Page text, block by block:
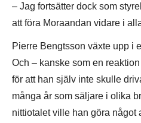
– Jag fortsätter dock som
att föra Moraandan vidare i
Pierre Bengtsson växte upp i
Och – kanske som en
för att han själv inte skulle
många år som säljare i olika
nittiotalet ville han göra något